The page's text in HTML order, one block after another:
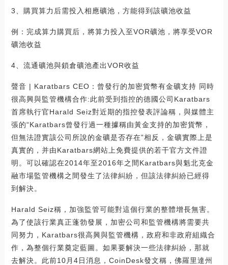
3、購買算力后需投入相應礦池，方能得到該礦池收益
例：完成算力購買后，將算力投入至VOR礦池，將享受VOR
礦池收益
4、流通礦池與鎖倉礦池產出VOR收益
聲音 | Karatbars CEO：曾發行的加密貨幣有金礦支持 同時
很高興與監管機構合作:此前受到指控的德國公司Karatbars
首席執行官Harald Seiz對近期的指控發表評論稱，與媒體主
張的“Karatbars曾發行過一種據稱由黃金支持的加密貨幣，
但無法證實該公司所說的金礦是否存在”相反，金礦實際上是
真實的，并由Karatbars網站上免費提供的若干官方文件證
明。可以確認在2014年至2016年之間Karatbars與魁北克金
融市場監管機構之間發生了法律糾紛，但該法律糾紛已經得
到解決。
Harald Seiz稱，加強監管可能對這個行業的整體增長無害。
為了使該行業真正蓬勃發展，加密公司和監管機構將需要共
同努力，Karatbars很高興與監管機構，政府和非政府組織合
作，為整個行業奠定藍圖。如果要解決一些法律糾紛，那就
去解決。此前10月4日消息，CoinDesk發文稱，佛羅里達州